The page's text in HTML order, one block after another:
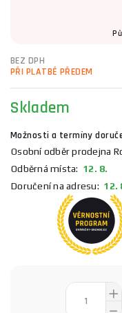
BEZ DPH
PŘI PLATBĚ PŘEDEM
Skladem
Možnosti a termíny
Osobní odběr prodejna
Odběrná místa: 12. 8.
Doručení na adresu: 12.